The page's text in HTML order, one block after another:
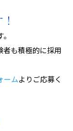
者も積極的に採用
ームよりご応募く